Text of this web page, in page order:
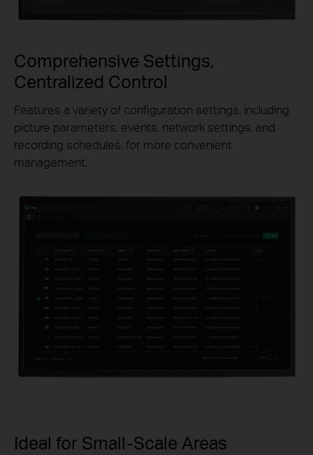
Comprehensive Settings,
Centralized Control
Features a variety of configuration settings, including
picture parameters, events, network settings, and
recording schedules, for more convenient
management.
Ideal for Small-Scale Areas